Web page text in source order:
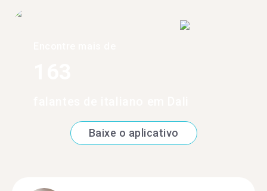
Baixe o aplicativo